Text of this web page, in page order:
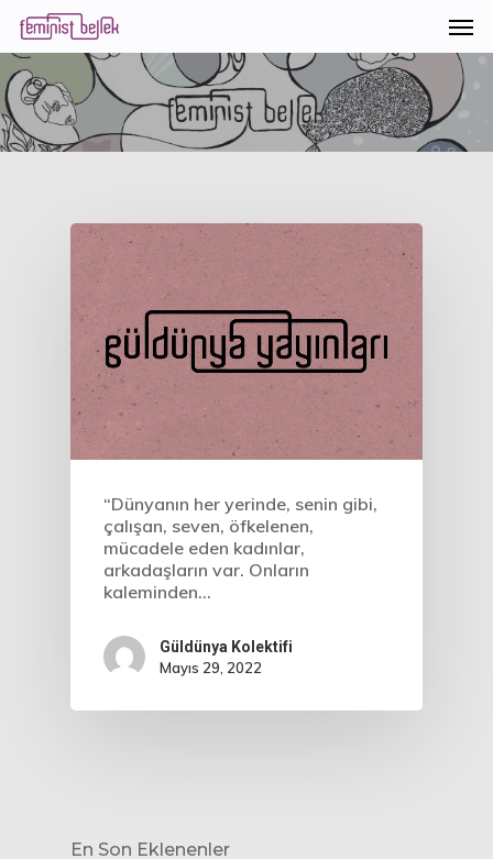
“Dünyanın her yerinde, senin gibi,
çalışan, seven, öfkelenen,
mücadele eden kadınlar,
arkadaşların var. Onların
kaleminden…
Güldünya Kolektifi
Mayıs 29, 2022
En Son Eklenenler